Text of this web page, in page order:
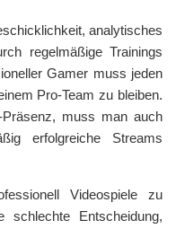
analytisches
regelmäßige Trainings
Gamer muss jeden
Pro-Team zu bleiben.
muss man auch
erfolgreiche Streams
Videospiele zu
Entscheidung,